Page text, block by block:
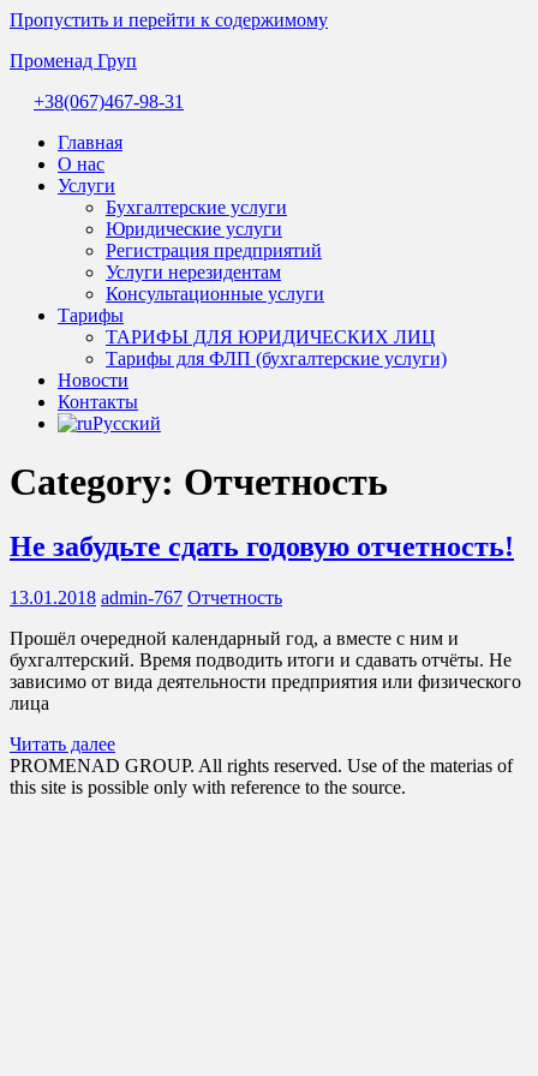
Пропустить и перейти к содержимому
Променад Груп
бухгалтерські
послуги
професійна
допомога
бухгалтера.
Надійний
бізнесу
+38(067)467-98-31
Главная
О нас
Услуги
Бухгалтерские услуги
Юридические услуги
Регистрация предприятий
Услуги нерезидентам
Консультационные услуги
Тарифы
ТАРИФЫ ДЛЯ ЮРИДИЧЕСКИХ ЛИЦ
Тарифы для ФЛП (бухгалтерские услуги)
Новости
Контакты
Русский
Category: Отчетность
Не забудьте сдать годовую отчетность!
13.01.2018 admin-767 Отчетность
Прошёл очередной календарный год, а вместе с ним и
бухгалтерский. Время подводить итоги и сдавать отчёты. Не
зависимо от вида деятельности предприятия или физического
лица
Читать далее
PROMENAD GROUP. All rights reserved. Use of the materias of
this site is possible only with reference to the source.